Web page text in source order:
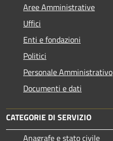
Aree Amministrative
Uffici
Enti e fondazioni
Politici
Personale Amministrativo
Documenti e dati
CATEGORIE DI SERVIZIO
Anagrafe e stato civile